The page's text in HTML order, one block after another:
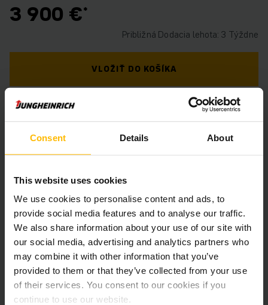
Consent Details About
This website uses cookies
We use cookies to personalise content and ads, to
provide social media features and to analyse our traffic.
We also share information about your use of our site with
our social media, advertising and analytics partners who
may combine it with other information that you’ve
provided to them or that they’ve collected from your use
of their services. You consent to our cookies if you
continue to use our website.
3 900 €
Približná Dodacia lehota: 3 Týždne
VLOŽIŤ DO KOŠÍKA
MÁTE OTÁZKY TÝKAJÚCE SA TOHTO
Informácie o výrobku
Nasledujúca časť poskytuje komplexný prehľad technických
špecifikácií a vybavenia vozidla.
Technické údaje